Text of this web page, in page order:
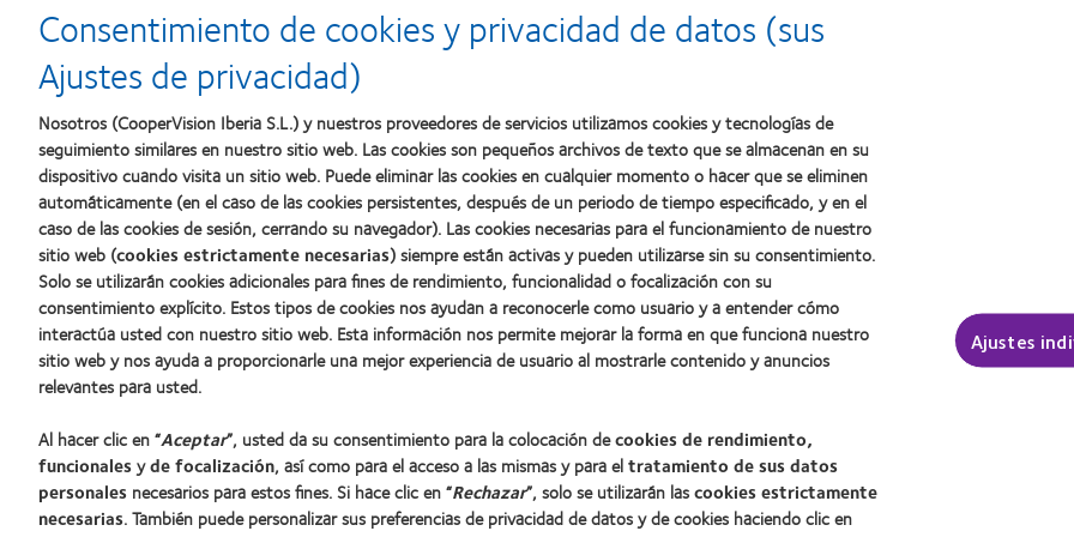
al
producto
con
MyDay™
2010:
Mejor
empresa
para
el
desarrollo
del
liderazgo
la
mejor
a
la Premio
Manufacturing
100)
(2012)
Nuestros productos
Encuentre su lente
Tecnología para lentes de contacto
Lentes de contacto y visión
Nuevo usuario
Usuario experimentado
Blog
Sobre nosotros
Carreras
Noticias
Contacto
Legal
Aviso Legal
Aviso de cookies
Buscar un centro
Consentimiento de cookies y privacidad de datos (sus
Ajustes de privacidad)
Nosotros (CooperVision Iberia S.L.) y nuestros proveedores de servicios utilizamos cookies y tecnologías de
seguimiento similares en nuestro sitio web. Las cookies son pequeños archivos de texto que se almacenan en su
dispositivo cuando visita un sitio web. Puede eliminar las cookies en cualquier momento o hacer que se eliminen
automáticamente (en el caso de las cookies persistentes, después de un periodo de tiempo especificado, y en el
caso de las cookies de sesión, cerrando su navegador). Las cookies necesarias para el funcionamiento de nuestro
sitio web (cookies estrictamente necesarias) siempre están activas y pueden utilizarse sin su consentimiento.
Solo se utilizarán cookies adicionales para fines de rendimiento, funcionalidad o focalización con su
consentimiento explícito. Estos tipos de cookies nos ayudan a reconocerle como usuario y a entender cómo
interactúa usted con nuestro sitio web. Esta información nos permite mejorar la forma en que funciona nuestro
sitio web y nos ayuda a proporcionarle una mejor experiencia de usuario al mostrarle contenido y anuncios
relevantes para usted.
Al hacer clic en “Aceptar”, usted da su consentimiento para la colocación decookies de rendimiento,
funcionalesyde focalización, así como para el acceso a las mismas y para eltratamiento de sus datos
personales necesarios para estos fines. Si hace clic en “Rechazar”, solo se utilizarán lascookies estrictamente
necesarias. También puede personalizar sus preferencias de privacidad de datos y de cookies haciendo clic en
Ajustes